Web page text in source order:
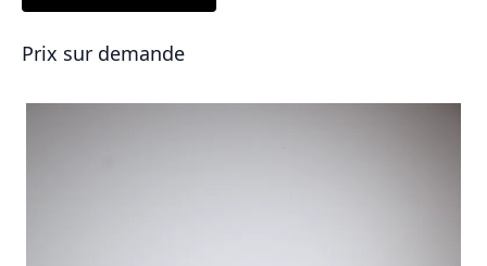
Prix sur demande